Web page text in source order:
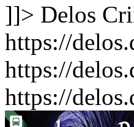
]]> Delos
https://
https://
https://